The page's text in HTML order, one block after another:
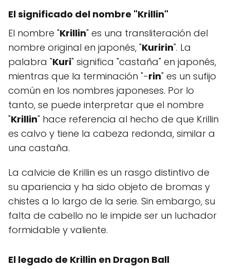
El significado del nombre "Krillin"
El nombre "Krillin" es una transliteración del
nombre original en japonés, "Kuririn". La
palabra "Kuri" significa "castaña" en japonés,
mientras que la terminación "-rin" es un sufijo
común en los nombres japoneses. Por lo
tanto, se puede interpretar que el nombre
"Krillin" hace referencia al hecho de que Krillin
es calvo y tiene la cabeza redonda, similar a
una castaña.
La calvicie de Krillin es un rasgo distintivo de
su apariencia y ha sido objeto de bromas y
chistes a lo largo de la serie. Sin embargo, su
falta de cabello no le impide ser un luchador
formidable y valiente.
El legado de Krillin en Dragon Ball